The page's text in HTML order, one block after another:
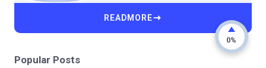
READMORE
Popular Posts
0%